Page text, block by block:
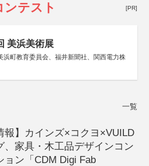
ンテスト [PR]
美浜美術展
浜町教育委員会、福井新聞社、関西電力株
一覧
報】カインズ×コクヨ×VUILD
、家具・木工品デザインコン
ョン「CDM Digi Fab